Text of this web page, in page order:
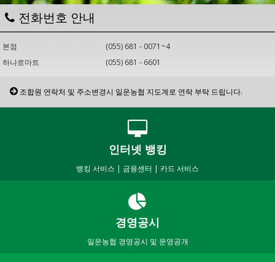
전화번호 안내
본점
(055) 681 - 0071~4
하나로마트
(055) 681 - 6601
조합원 연락처 및 주소변경시 일운농협 지도계로 연락 부탁 드립니다.
인터넷 뱅킹
뱅킹 서비스 | 금융센터 | 카드 서비스
경영공시
일운농협 경영공시 및 운영공개